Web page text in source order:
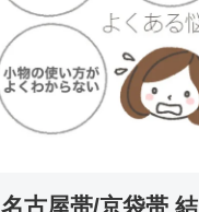
名古屋帯/京袋帯